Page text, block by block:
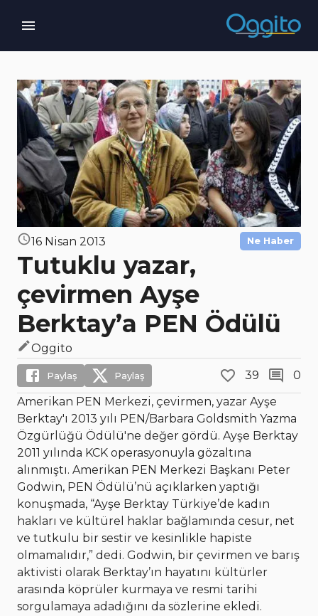
16 Nisan 2013 Ne Haber
Tutuklu yazar,
çevirmen Ayşe
Berktay’a PEN Ödülü
Oggito
Paylaş Paylaş 39
0
Amerikan PEN Merkezi, çevirmen, yazar Ayşe
Berktay'ı 2013 yılı PEN/Barbara Goldsmith Yazma
Özgürlüğü Ödülü'ne değer gördü. Ayşe Berktay
2011 yılında KCK operasyonuyla gözaltına
alınmıştı. Amerikan PEN Merkezi Başkanı Peter
Godwin, PEN Ödülü’nü açıklarken yaptığı
konuşmada, “Ayşe Berktay Türkiye’de kadın
hakları ve kültürel haklar bağlamında cesur, net
ve tutkulu bir sestir ve kesinlikle hapiste
olmamalıdır,” dedi. Godwin, bir çevirmen ve barış
aktivisti olarak Berktay’ın hayatını kültürler
arasında köprüler kurmaya ve resmi tarihi
sorgulamaya adadığını da sözlerine ekledi.